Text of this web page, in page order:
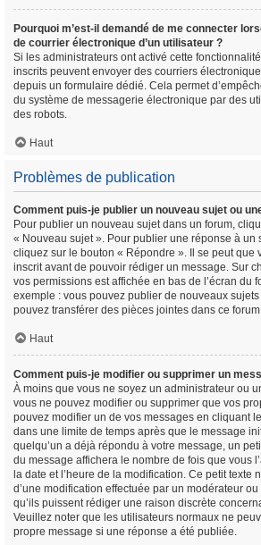
Pourquoi m’est-il demandé de me connecter
de courrier électronique d’un utilisateur ?
Si les administrateurs ont activé cette
inscrits peuvent envoyer des courriers
depuis un formulaire dédié. Cela permet
du système de messagerie électronique par des
des robots.
Haut
Problèmes de publication
Comment puis-je publier un nouveau sujet ou
Pour publier un nouveau sujet dans un forum,
« Nouveau sujet ». Pour publier une réponse à un
cliquez sur le bouton « Répondre ». Il se peut que
inscrit avant de pouvoir rédiger un message. Sur
vos permissions est affichée en bas de l’écran du
exemple : vous pouvez publier de nouveaux
pouvez transférer des pièces jointes dans ce
Haut
Comment puis-je modifier ou supprimer un
À moins que vous ne soyez un administrateur ou
vous ne pouvez modifier ou supprimer que vos
pouvez modifier un de vos messages en cliquant
dans une limite de temps après que le message
quelqu’un a déjà répondu à votre message, un
du message affichera le nombre de fois que vous
la date et l’heure de la modification. Ce petit texte
d’une modification effectuée par un modérateur
qu’ils puissent rédiger une raison discrète
Veuillez noter que les utilisateurs normaux ne
propre message si une réponse a été publiée.